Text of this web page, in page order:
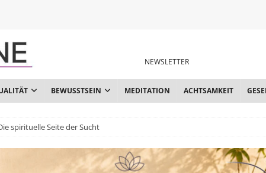
NEWSLETTER
BEWUSSTSEIN MEDITATION ACHTSAMKEIT
spirituelle Seite der Sucht